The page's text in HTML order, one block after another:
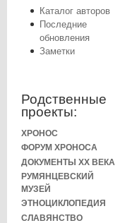
Каталог авторов
Последние
обновления
Заметки
Родственные
проекты:
ХРОНОС
ФОРУМ ХРОНОСА
ДОКУМЕНТЫ XX ВЕКА
РУМЯНЦЕВСКИЙ
МУЗЕЙ
ЭТНОЦИКЛОПЕДИЯ
СЛАВЯНСТВО